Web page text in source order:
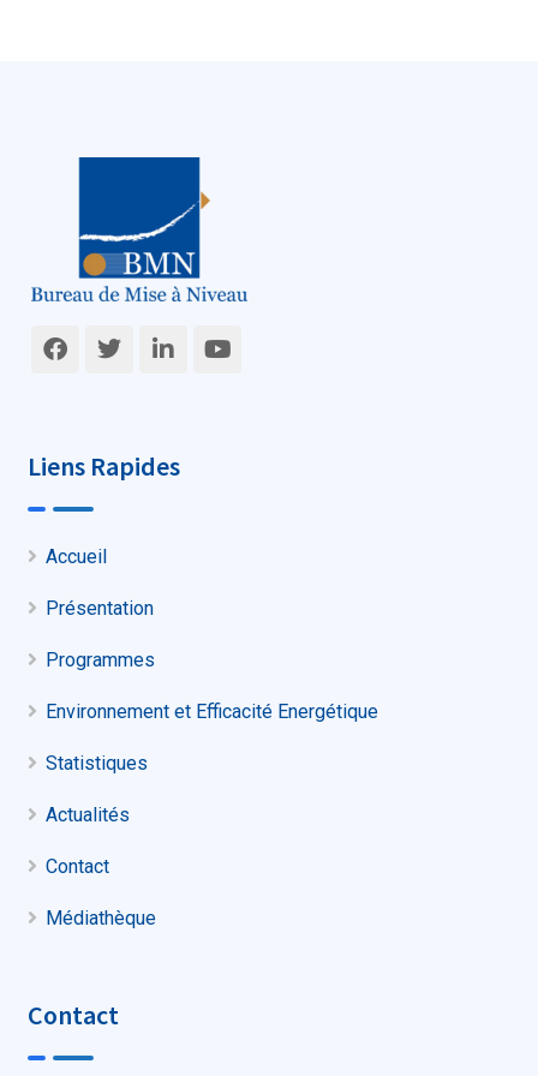
Liens Rapides
Accueil
Présentation
Programmes
Environnement et Efficacité Energétique
Statistiques
Actualités
Contact
Médiathèque
Contact